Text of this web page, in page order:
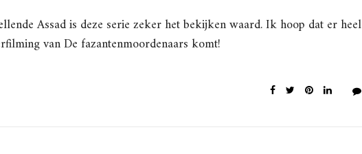
Assad is deze serie zeker het bekijken waard. Ik hoop dat er heel
van De fazantenmoordenaars komt!